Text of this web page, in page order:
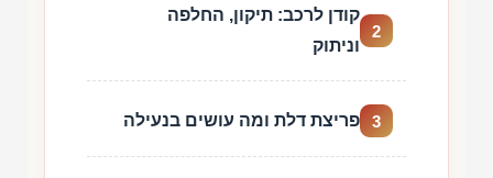
2
קודן לרכב: תיקון, החלפה
וניתוק
3 פריצת דלת ומה עושים בנעילה